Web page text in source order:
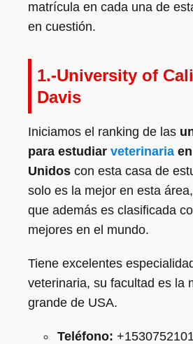
matrícula en cada una de
en cuestión.
1.-University of
Davis
Iniciamos el ranking de las
para estudiar veterinaria
Unidos con esta casa de
solo es la mejor en esta
que además es clasificada
mejores en el mundo.
Tiene excelentes
veterinaria, su facultad es la
grande de USA.
Teléfono: